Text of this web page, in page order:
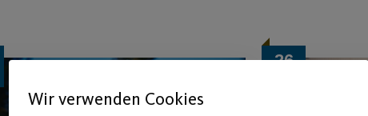
26
Wir verwenden Cookies